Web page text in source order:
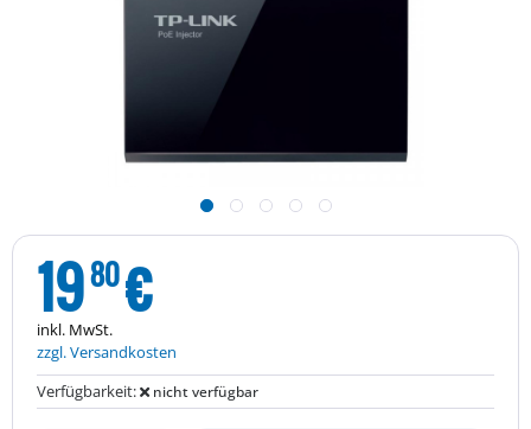
1980€
inkl. MwSt.
zzgl. Versandkosten
Verfügbarkeit:
nicht verfügbar